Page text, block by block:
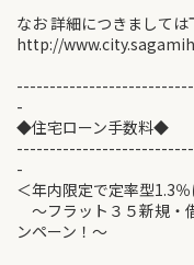
なお 詳細につきましては
http://
-
◆住宅ローン手数料◆
-
＜年内限定で定率型1.3
～フラット３５新規・
ンペーン！～